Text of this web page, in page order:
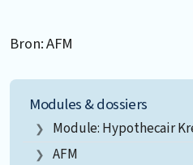
Bron: AFM
Modules & dossiers
Module: Hypothecair
AFM